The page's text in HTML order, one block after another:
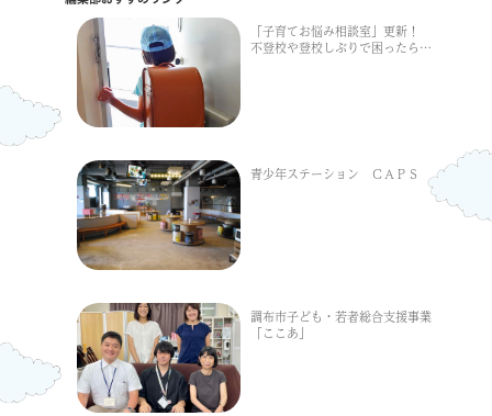
「子育てお悩み相談室」更新！
不登校や登校しぶりで困ったら…
青少年ステーション ＣＡＰＳ
調布市子ども・若者総合支援事業
「ここあ」